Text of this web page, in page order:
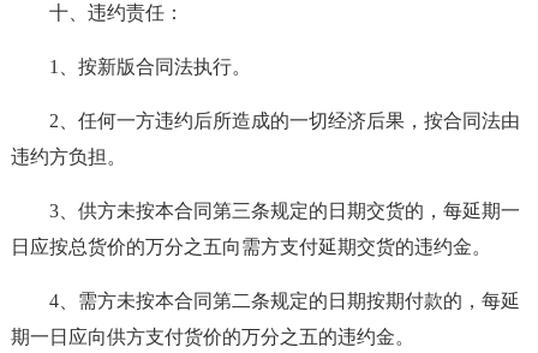
十、违约责任：
1、按新版合同法执行。
2、任何一方违约后所造成的一切经济后果，按合同法由
违约方负担。
3、供方未按本合同第三条规定的日期交货的，每延期一
日应按总货价的万分之五向需方支付延期交货的违约金。
4、需方未按本合同第二条规定的日期按期付款的，每延
期一日应向供方支付货价的万分之五的违约金。